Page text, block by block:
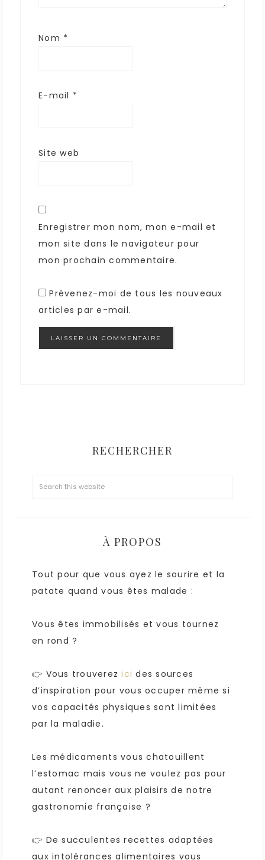
Nom *
E-mail *
Site web
Enregistrer mon nom, mon e-mail et
mon site dans le navigateur pour
mon prochain commentaire.
Prévenez-moi de tous les nouveaux
articles par e-mail.
RECHERCHER
À PROPOS
Tout pour que vous ayez le sourire et la
patate quand vous êtes malade :
Vous êtes immobilisés et vous tournez
en rond ?
👉 Vous trouverezicides sources
d’inspiration pour vous occuper même si
vos capacités physiques sont limitées
par la maladie.
Les médicaments vous chatouillent
l’estomac mais vous ne voulez pas pour
autant renoncer aux plaisirs de notre
gastronomie française ?
👉 De succulentes recettes adaptées
aux intolérances alimentaires vous